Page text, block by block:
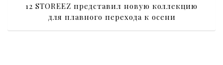
12 STOREEZ представил новую коллекцию
для плавного перехода к осени